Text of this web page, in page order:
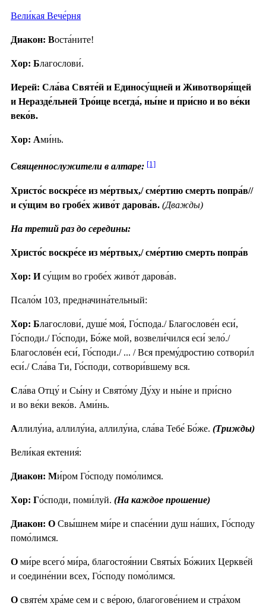
Вели́кая Вече́рня
Диакон: Воста́ните!
Хор: Благослови́.
Иерей: Сла́ва Святе́й и Единосу́щней и Животворя́щей
и Неразде́льней Тро́ице всегда́, ны́не и при́сно и во ве́ки
веко́в.
Хор: Ами́нь.
Священнослужители в алтаре: [1]
Христо́с воскре́се из ме́ртвых,/ сме́ртию смерть попра́в//
и су́щим во гробе́х живо́т дарова́в. (Дважды)
На третий раз до середины:
Христо́с воскре́се из ме́ртвых,/ сме́ртию смерть попра́в
Хор: Ису́щим во гробе́х живо́т дарова́в.
Псало́м 103, предначина́тельный:
Хор: Благослови́, душе́ моя́, Го́спода./ Благослове́н еси́,
Го́споди./ Го́споди, Бо́же мой, возвели́чился еси́ зело́./
Благослове́н еси́, Го́споди./ ... / Вся прему́дростию сотвори́л
еси́./ Сла́ва Ти, Го́споди, сотвори́вшему вся.
Сла́ва Отцу́ и Сы́ну и Свято́му Ду́ху и ны́не и при́сно
и во ве́ки веко́в. Ами́нь.
Аллилу́иа, аллилу́иа, аллилу́иа, сла́ва Тебе́ Бо́же. (Трижды)
Вели́кая ектения́:
Диакон: Ми́ром Го́споду помо́лимся.
Хор: Го́споди, поми́луй. (На каждое прошение)
Диакон: О Свы́шнем ми́ре и спасе́нии душ на́ших, Го́споду
помо́лимся.
О ми́ре всего́ ми́ра, благостоя́нии Святы́х Бо́жиих Церкве́й
и соедине́нии всех, Го́споду помо́лимся.
О святе́м хра́ме сем и с ве́рою, благогове́нием и стра́хом